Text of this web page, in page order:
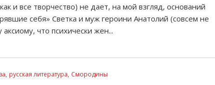
и все творчество) не дает, на мой взгляд, оснований
себя» Светка и муж героини Анатолий (совсем не
что психически жен...
русская литература, Смородины